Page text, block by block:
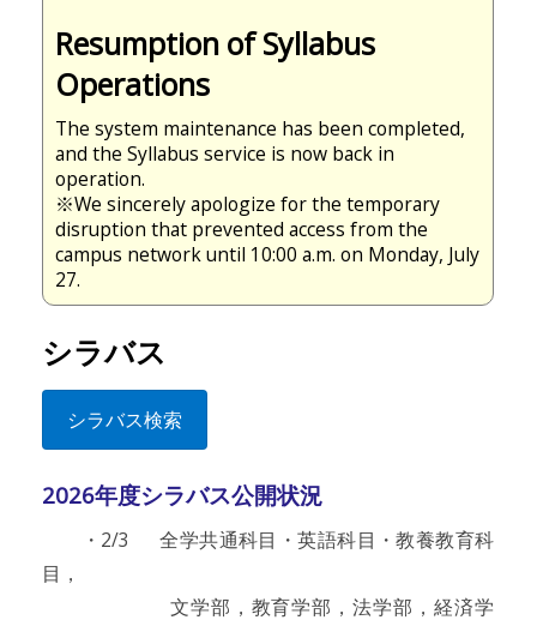
Resumption of Syllabus
Operations
The system maintenance has been completed,
and the Syllabus service is now back in
operation.
※We sincerely apologize for the temporary
disruption that prevented access from the
campus network until 10:00 a.m. on Monday, July
27.
シラバス
シラバス検索
2026年度シラバス公開状況
・2/3 全学共通科目・英語科目・教養教育科
目，
文学部，教育学部，法学部，経済学